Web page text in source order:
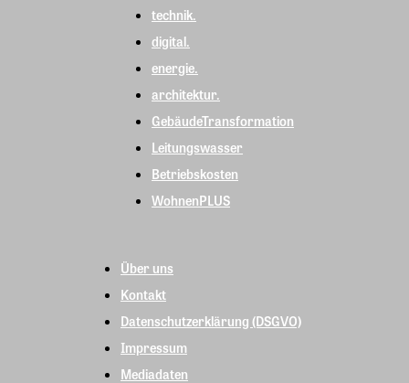
technik.
digital.
energie.
architektur.
GebäudeTransformation
Leitungswasser
Betriebskosten
WohnenPLUS
Über uns
Kontakt
Datenschutzerklärung (DSGVO)
Impressum
Mediadaten